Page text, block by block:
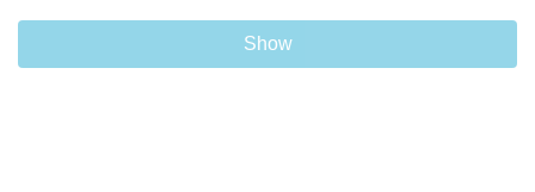
Show